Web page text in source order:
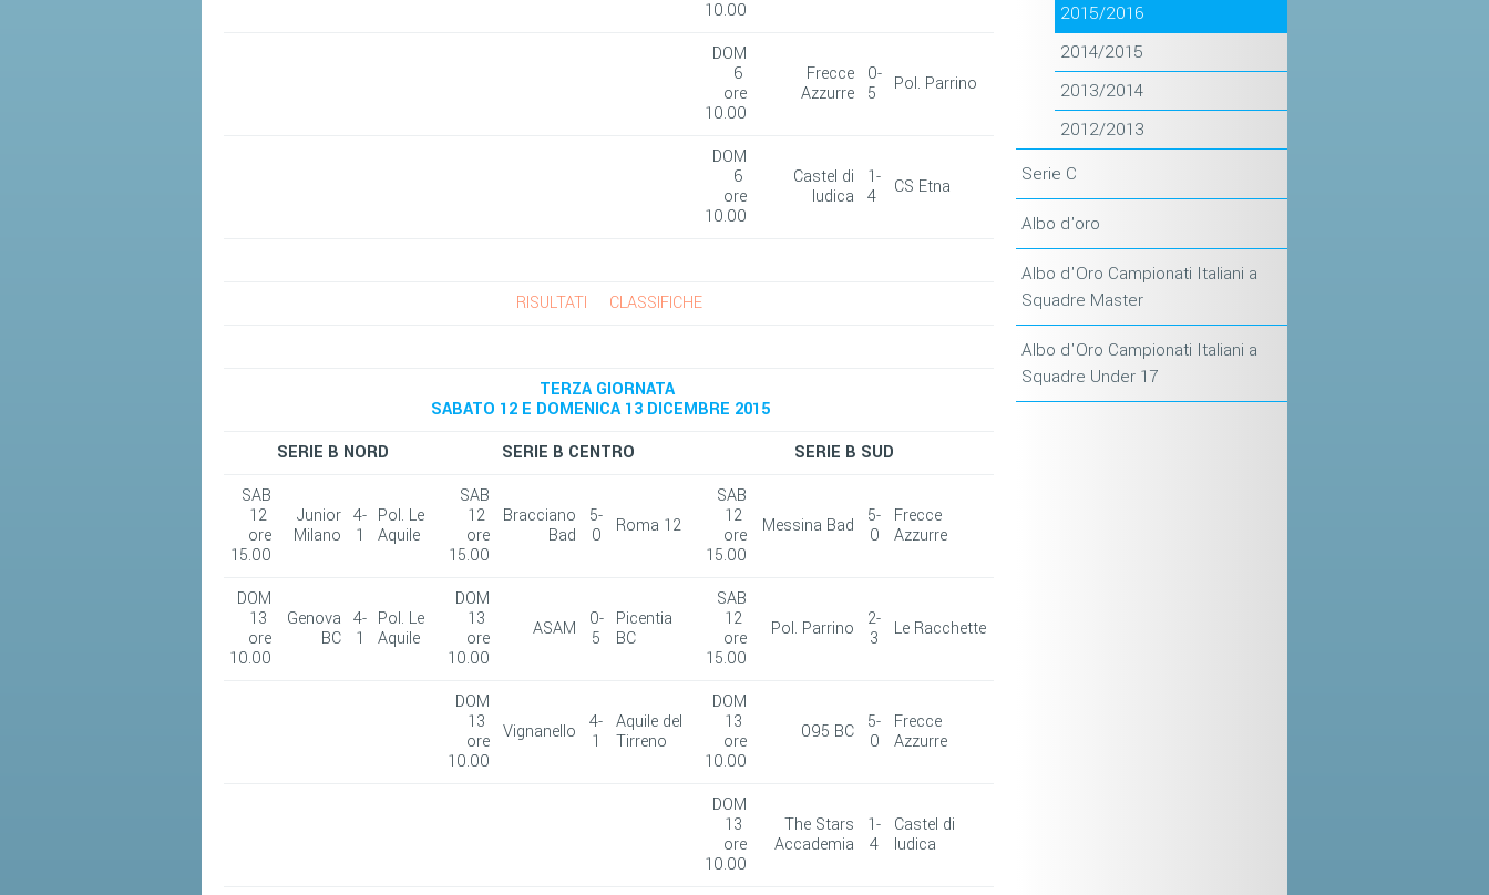
10.00
DOM
6
ore
10.00
Frecce
Azzurre
0-
5
Pol. Parrino
DOM
6
ore
10.00
Castel di
Iudica
1-
4
CS Etna
RISULTATI CLASSIFICHE
TERZA GIORNATA
SABATO 12 E DOMENICA 13 DICEMBRE 2015
SERIE B NORD
SERIE B CENTRO
SERIE B SUD
SAB
12
ore
15.00
Junior
Milano
4-
1
Pol. Le
Aquile
SAB
12
ore
15.00
Bracciano
Bad
5-
0
Roma 12
SAB
12
ore
15.00
Messina Bad
5-
0
Frecce
Azzurre
DOM
13
ore
10.00
Genova
BC
4-
1
Pol. Le
Aquile
DOM
13
ore
10.00
ASAM
0-
5
Picentia
BC
SAB
12
ore
15.00
Pol. Parrino
2-
3
Le Racchette
DOM
13
ore
10.00
Vignanello
4-
1
Aquile del
Tirreno
DOM
13
ore
10.00
095 BC
5-
0
Frecce
Azzurre
DOM
13
ore
10.00
The Stars
Accademia
1-
4
Castel di
Iudica
2015/2016
2014/2015
2013/2014
2012/2013
Serie C
Albo d'oro
Albo d'Oro Campionati Italiani a
Squadre Master
Albo d'Oro Campionati Italiani a
Squadre Under 17